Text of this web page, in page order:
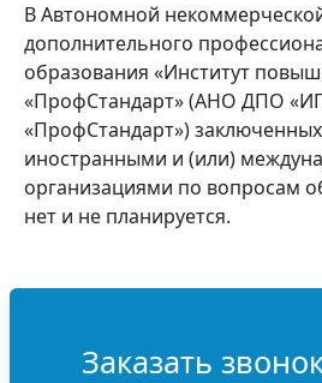
В Автономной
дополнительного
образования «Институт
«ПрофСтандарт» (АНО ДПО
«ПрофСтандарт»)
иностранными и (или)
организациями по вопросам
нет и не планируется.
Заказать